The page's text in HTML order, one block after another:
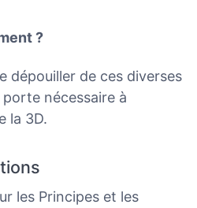
?
dépouiller de ces diverses
porte nécessaire à
la 3D.
les Principes et les